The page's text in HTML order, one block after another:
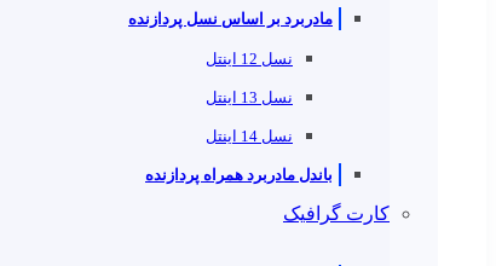
مادربرد بر اساس نسل پردازنده
نسل 12 اینتل
نسل 13 اینتل
نسل 14 اینتل
باندل مادربرد همراه پردازنده
کارت گرافیک